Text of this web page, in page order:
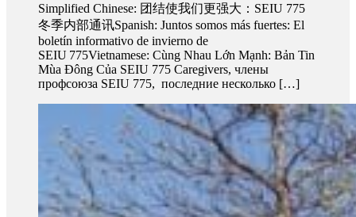
Simplified Chinese: 团结使我们更强大：SEIU 775
冬季内部通讯Spanish: Juntos somos más fuertes: El
boletín informativo de invierno de
SEIU 775Vietnamese: Cùng Nhau Lớn Mạnh: Bản Tin
Mùa Đông Của SEIU 775 Caregivers, члены
профсоюза SEIU 775, последние несколько […]